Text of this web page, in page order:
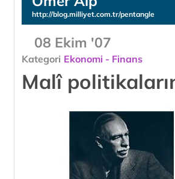
http://blog.milliyet.com.tr/pentangle
08 Ekim '07
Kategori Ekonomi - Finans
Malî